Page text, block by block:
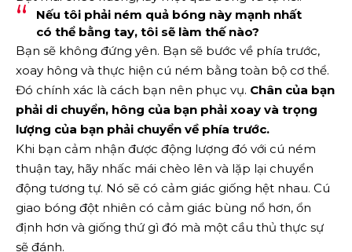
Nếu tôi phải ném quả bóng này mạnh nhất
có thể bằng tay, tôi sẽ làm thế nào?
Bạn sẽ không đứng yên. Bạn sẽ bước về phía trước,
xoay hông và thực hiện cú ném bằng toàn bộ cơ thể.
Đó chính xác là cách bạn nên phục vụ. Chân của bạn
phải di chuyển, hông của bạn phải xoay và trọng
lượng của bạn phải chuyển về phía trước.
Khi bạn cảm nhận được động lượng đó với cú ném
thuận tay, hãy nhấc mái chèo lên và lặp lại chuyển
động tương tự. Nó sẽ có cảm giác giống hệt nhau. Cú
giao bóng đột nhiên có cảm giác bùng nổ hơn, ổn
định hơn và giống thứ gì đó mà một cầu thủ thực sự
sẽ đánh.